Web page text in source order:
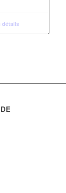
détails